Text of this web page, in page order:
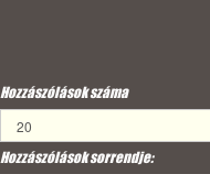
Hozzászólások száma
Hozzászólások sorrendje: